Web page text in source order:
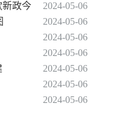
新政今
2024-05-06
2024-05-06
2024-05-06
2024-05-06
2024-05-06
2024-05-06
2024-05-06